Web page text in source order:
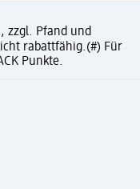
zzgl. Pfand und
rabattfähig.(#) Für
Punkte.